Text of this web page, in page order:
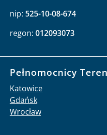
nip: 525-10-08-674
regon: 012093073
Pełnomocnicy
Katowice
Gdańsk
Wrocław